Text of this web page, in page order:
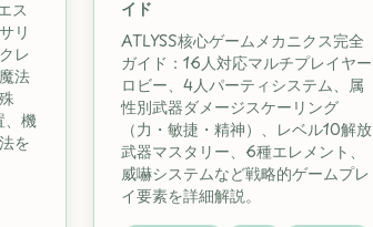
ス
リ
レ
法
、機
を
イド
ATLYSS核心ゲームメカニクス完全
ガイド：16人対応マルチプレイヤー
ロビー、4人パーティシステム、属
性別武器ダメージスケーリング
（力・敏捷・精神）、レベル10解放
武器マスタリー、6種エレメント、
威嚇システムなど戦略的ゲームプレ
イ要素を詳細解説。